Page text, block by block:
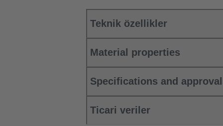
Teknik özellikler
Material properties
Specifications and
Ticari veriler